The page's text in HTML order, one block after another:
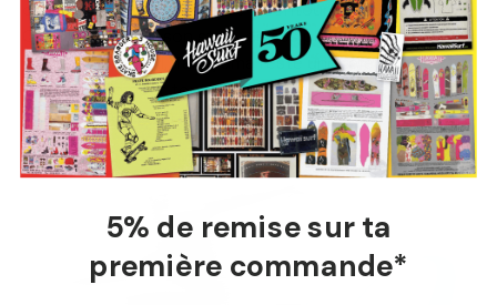
créateur, en font une figure incontournable du surf.
Que l’on parle de son style, de ses planches ou de son
éthique de travail, Takayama reste une référence
intemporelle pour tous ceux qui souhaitent explorer le
longboard sous un angle nouveau.
5% de remise sur ta
première commande*